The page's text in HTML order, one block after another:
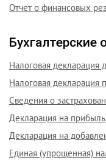
Отчет о финансовых
Бухгалтерские
Налоговая
Налоговая
Сведения о
Декларация на
Декларация на
Единая (упрощенная)